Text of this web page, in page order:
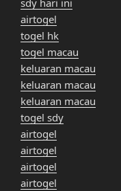
airtogel
togel hk
togel macau
keluaran macau
keluaran macau
keluaran macau
togel sdy
airtogel
airtogel
airtogel
airtogel